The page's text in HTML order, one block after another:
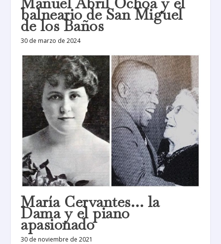
balneario de San Miguel
de los Baños
30 de marzo de 2024
María Cervantes… la
Dama y el piano
apasionado
30 de noviembre de 2021